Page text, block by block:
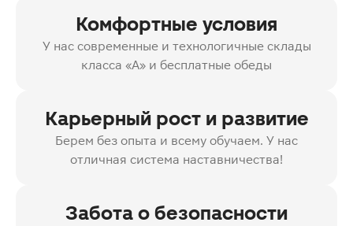
Комфортные условия
У нас современные и технологичные склады
класса «А» и бесплатные обеды
Карьерный рост и развитие
Берем без опыта и всему обучаем. У нас
отличная система наставничества!
Забота о безопасности